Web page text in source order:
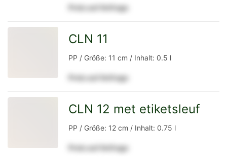
Preis auf Anfrage
CLN 11
PP / Größe: 11 cm / Inhalt: 0.5 l
Preis auf Anfrage
CLN 12 met etiketsleuf
PP / Größe: 12 cm / Inhalt: 0.75 l
Preis auf Anfrage